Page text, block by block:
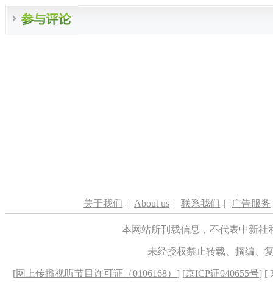
关于我们 | About us | 联系我们 | 广告服务
本网站所刊载信息，不代表中新
未经授权禁止转载、摘编、
[网上传播视听节目许可证（0106168） ] [京ICP证040655号] [